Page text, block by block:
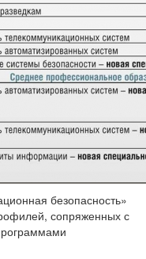
безопасность»
сопряженных с